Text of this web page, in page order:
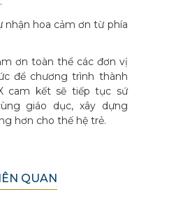
nhận hoa cảm ơn từ phía
ơn toàn thể các đơn vị
để chương trình thành
cam kết sẽ tiếp tục sứ
giáo dục, xây dựng
hơn cho thế hệ trẻ.
QUAN